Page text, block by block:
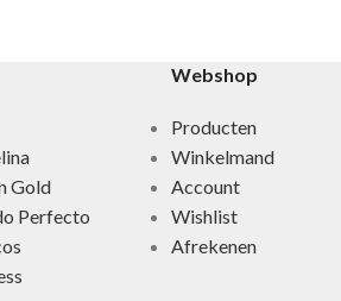
Gold
Perfecto
Webshop
Producten
Winkelmand
Account
Wishlist
Afrekenen